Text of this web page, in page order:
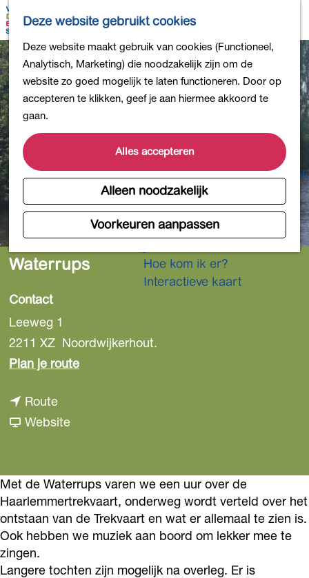
Deze website gebruikt cookies
Deze website maakt gebruik van cookies (Functioneel,
Analytisch, Marketing) die noodzakelijk zijn om de
website zo goed mogelijk te laten functioneren. Door op
accepteren te klikken, geef je aan hiermee akkoord te
gaan.
Alles accepteren
Alleen noodzakelijk
Voorkeuren aanpassen
G
a
n
a
a
r
d
e
h
o
e
K
a
r
t
Z
e
k
e
n
e
n
u
Bollen en Bloemen
Uit eten
DB4daagse - Inschrijven
Kinderactiviteiten
De natuur in
Musea en meer
Producten uit de Bollenstreek
Gezond en actief
Overnachten
Hoe kom ik er?
Interactieve kaart
Waterrups
Contact
Leeweg 1
2211 XZ Noordwijkerhout.
Plan je routen
t
e
r
u
Routen
a
W
a
t
e
r
Websitev
W
a
t
e
r
Met de Waterrups varen we een uur over de
Haarlemmertrekvaart, onderweg wordt verteld over het
ontstaan van de Trekvaart en wat er allemaal te zien is.
Ook hebben we muziek aan boord om lekker mee te
zingen.
Langere tochten zijn mogelijk na overleg. Er is